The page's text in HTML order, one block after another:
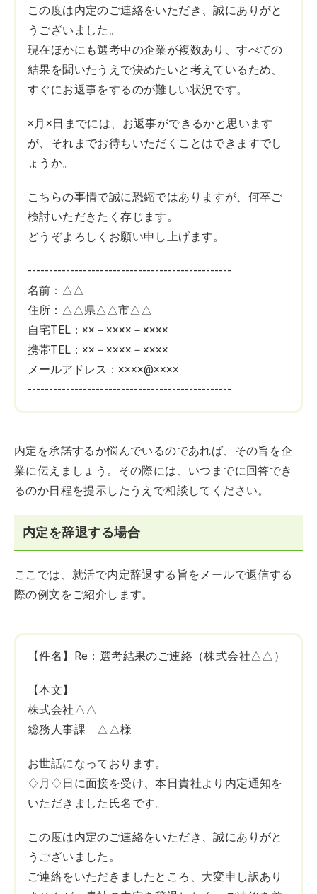
この度は内定のご連絡をいただき、誠にありがと
うございました。
現在ほかにも選考中の企業が複数あり、すべての
結果を聞いたうえで決めたいと考えているため、
すぐにお返事をするのが難しい状況です。
×月×日までには、お返事ができるかと思います
が、それまでお待ちいただくことはできますでし
ょうか。
こちらの事情で誠に恐縮ではありますが、何卒ご
検討いただきたく存じます。
どうぞよろしくお願い申し上げます。
------------------------------------------------
名前：△△
住所：△△県△△市△△
自宅TEL：××－××××－××××
携帯TEL：××－××××－××××
メールアドレス：××××@××××
------------------------------------------------
内定を承諾するか悩んでいるのであれば、その旨を企
業に伝えましょう。その際には、いつまでに回答でき
るのか日程を提示したうえで相談してください。
内定を辞退する場合
ここでは、就活で内定辞退する旨をメールで返信する
際の例文をご紹介します。
【件名】Re：選考結果のご連絡（株式会社△△）
【本文】
株式会社△△
総務人事課 △△様
お世話になっております。
♢月♢日に面接を受け、本日貴社より内定通知を
いただきました氏名です。
この度は内定のご連絡をいただき、誠にありがと
うございました。
ご連絡をいただきましたところ、大変申し訳あり